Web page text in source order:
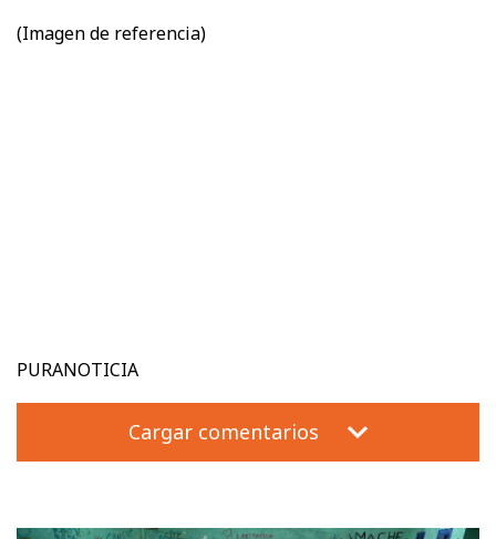
(Imagen de referencia)
PURANOTICIA
Cargar comentarios